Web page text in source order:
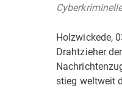
Holzwickede,
Drahtzieher
stieg weltweit